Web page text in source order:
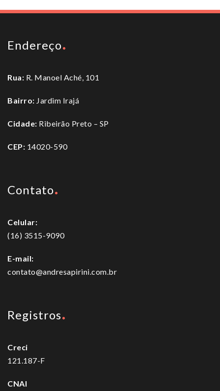
Endereço
Rua: R. Manoel Aché, 101
Bairro: Jardim Irajá
Cidade: Ribeirão Preto – SP
CEP: 14020-590
Contato
Celular:
(16) 3515-9090
E-mail:
contato@andresapirini.com.br
Registros
Creci
121.187-F
CNAI